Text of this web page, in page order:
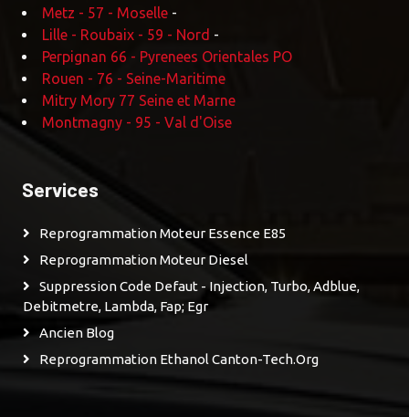
Metz - 57 - Moselle -
Lille - Roubaix - 59 - Nord -
Perpignan 66 - Pyrenees Orientales PO
Rouen - 76 - Seine-Maritime
Mitry Mory 77 Seine et Marne
Montmagny - 95 - Val d'Oise
Services
Reprogrammation Moteur Essence E85
Reprogrammation Moteur Diesel
Suppression Code Defaut - Injection, Turbo, Adblue,
Debitmetre, Lambda, Fap; Egr
Ancien Blog
Reprogrammation Ethanol Canton-Tech.org